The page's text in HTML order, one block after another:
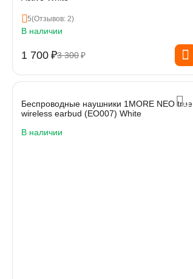
5(Отзывов: 2)
В наличии
1 700 ₽3 300₽
Беспроводные наушники 1MORE NEO true
wireless earbud (EO007) White
В наличии